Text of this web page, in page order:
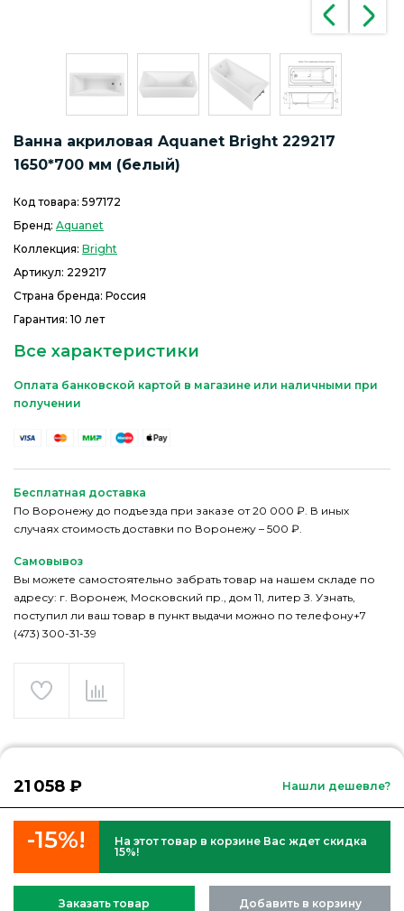
Ванна акриловая Aquanet Bright 229217
1650*700 мм (белый)
Код товара: 597172
Бренд: Aquanet
Коллекция: Bright
Артикул: 229217
Страна бренда: Россия
Гарантия: 10 лет
Все характеристики
Оплата банковской картой в магазине или наличными при
получении
Бесплатная доставка
По Воронежу до подъезда при заказе от 20 000 ₽. В иных
случаях стоимость доставки по Воронежу – 500 ₽.
Самовывоз
Вы можете самостоятельно забрать товар на нашем складе по
адресу: г. Воронеж, Московский пр., дом 11, литер З. Узнать,
поступил ли ваш товар в пункт выдачи можно по телефону+7
(473) 300-31-39
21 058 ₽ Нашли дешевле?
-15%!
На этот товар в корзине Вас ждет скидка
15%!
Заказать товар Добавить в корзину